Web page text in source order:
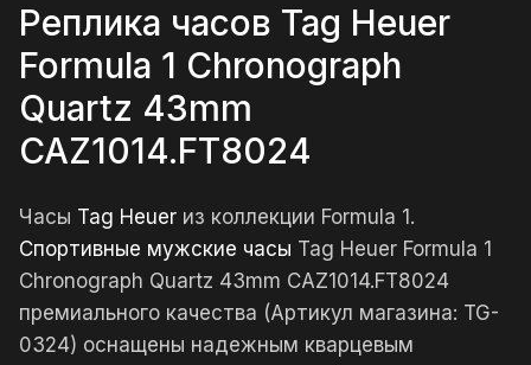
Реплика часов Tag Heuer
Formula 1 Chronograph
Quartz 43mm
CAZ1014.FT8024
Часы Tag Heuer из коллекции Formula 1.
Спортивные мужские часы Tag Heuer Formula 1
Chronograph Quartz 43mm CAZ1014.FT8024
премиального качества (Артикул магазина: TG-
0324) оснащены надежным кварцевым